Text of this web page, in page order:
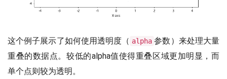
这个例子展示了如何使用透明度（ alpha 参数）来处理大量
重叠的数据点。较低的alpha值使得重叠区域更加明显，而
单个点则较为透明。